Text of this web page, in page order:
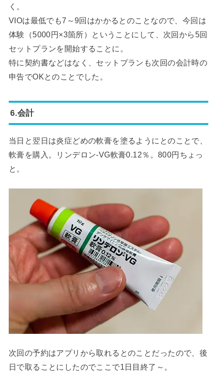
く。
VIOは最低でも7～9回はかかるとのことなので、今回は
体験（5000円×3箇所）ということにして、次回から5回
セットプランを開始することに。
特に契約書などはなく、セットプランも次回の会計時の
申告でOKとのことでした。
6.会計
当日と翌日は炎症どめの軟膏を塗るようにとのことで、
軟膏を購入。リンデロン-VG軟膏0.12％。800円ちょっ
と。
次回の予約はアプリから取れるとのことだったので、後
日で取ることにしたのでここで1日目終了～。